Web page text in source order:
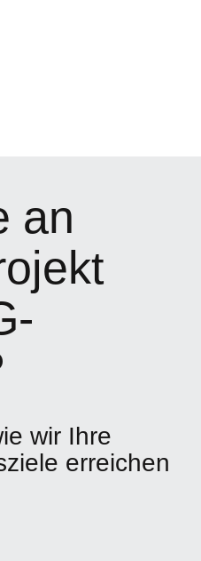
an
wir Ihre
erreichen